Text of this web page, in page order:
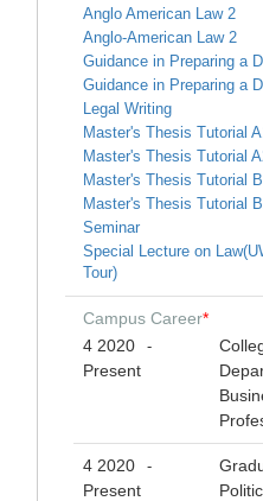
Anglo American Law 2
Anglo-American Law 2
Guidance in Preparing a
Guidance in Preparing a
Legal Writing
Master's Thesis Tutorial
Master's Thesis Tutorial
Master's Thesis Tutorial
Master's Thesis Tutorial
Seminar
Special Lecture on
Tour)
Campus Career*
4 2020
-
Present
4 2020 -
Present